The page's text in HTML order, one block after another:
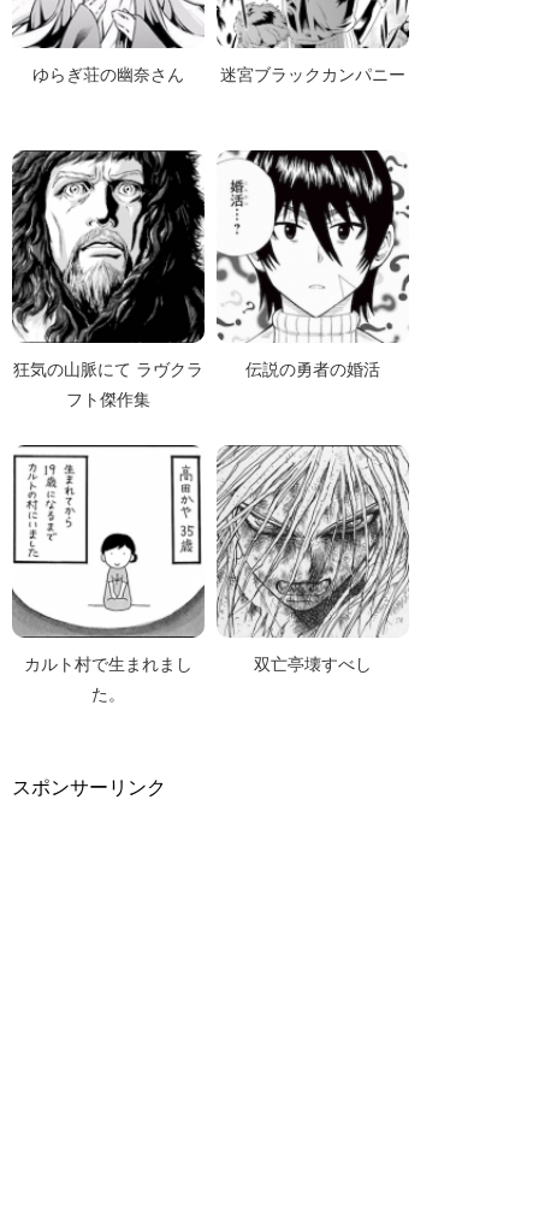
ゆらぎ荘の幽奈さん 迷宮ブラックカンパニー
狂気の山脈にて ラヴクラ
フト傑作集
伝説の勇者の婚活
カルト村で生まれまし
た。
双亡亭壊すべし
スポンサーリンク